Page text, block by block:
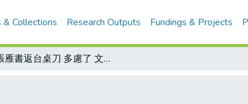
& Collections Research Outputs Fundings & Projects
張雁書返台桌刀 多慮了 文大三連勝 老將一邊涼 世桌賽脫隊事件 體委會要究責/世桌團體賽 中華男子第七